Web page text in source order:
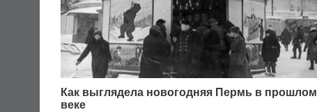
Как выглядела новогодняя Пермь в прошлом
веке